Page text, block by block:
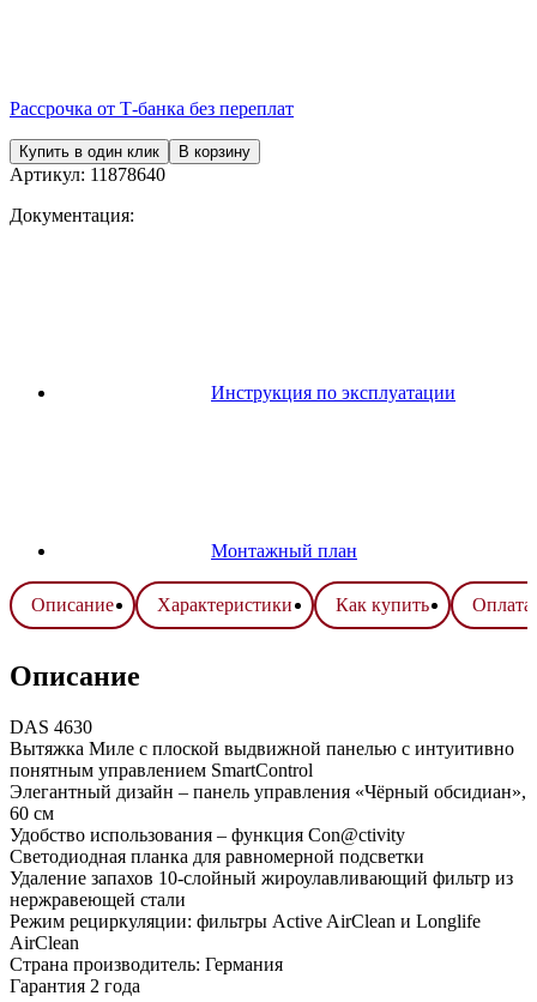
Рассрочка от Т-банка без переплат
Купить в один клик В корзину
Артикул: 11878640
Документация:
Инструкция по эксплуатации
Монтажный план
Описание Характеристики Как купить Оплата
Описание
DAS 4630
Вытяжка Миле с плоской выдвижной панелью с интуитивно
понятным управлением SmartControl
Элегантный дизайн – панель управления «Чёрный обсидиан»,
60 см
Удобство использования – функция Con@ctivity
Светодиодная планка для равномерной подсветки
Удаление запахов 10-слойный жироулавливающий фильтр из
нержравеющей стали
Режим рециркуляции: фильтры Active AirClean и Longlife
AirClean
Страна производитель: Германия
Гарантия 2 года